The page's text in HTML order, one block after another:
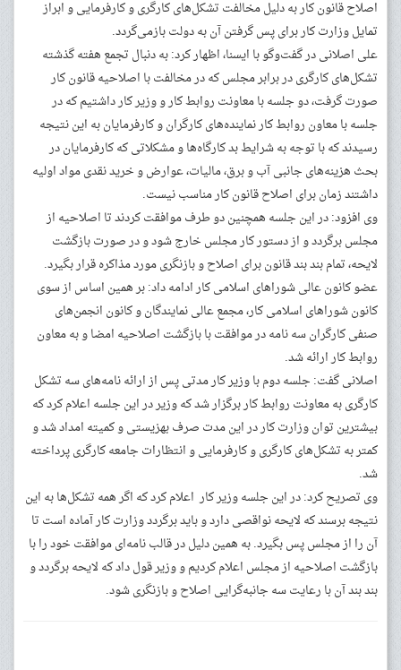
اصلاح قانون کار به دلیل مخالفت تشکل‌های کارگری و کارفرمایی و ابراز
تمایل وزارت کار برای پس گرفتن آن به دولت بازمی‌گردد.
علی اصلانی در گفت‌وگو با ایسنا، اظهار کرد: به دنبال تجمع هفته گذشته
تشکل‌های کارگری در برابر مجلس که در مخالفت با اصلاحیه قانون کار
صورت گرفت، دو جلسه با معاونت روابط کار و وزیر کار داشتیم که در
جلسه با معاون روابط کار نماینده‌های کارگران و کارفرمایان به این نتیجه
رسیدند که با توجه به شرایط بد کارگاه‌ها و مشکلاتی که کارفرمایان در
بحث هزینه‌های جانبی آب و برق، مالیات، عوارض و خرید نقدی مواد اولیه
داشتند زمان برای اصلاح قانون کار مناسب نیست.
وی افزود: در این جلسه همچنین دو طرف موافقت کردند تا اصلاحیه از
مجلس برگردد و از دستور کار مجلس خارج شود و در صورت بازگشت
لایحه، تمام بند بند قانون برای اصلاح و بازنگری مورد مذاکره قرار بگیرد.
عضو کانون عالی شوراهای اسلامی کار ادامه داد: بر همین اساس از سوی
کانون شوراهای اسلامی کار، مجمع عالی نمایندگان و کانون انجمن‌های
صنفی کارگران سه نامه در موافقت با بازگشت اصلاحیه امضا و به معاون
روابط کار ارائه شد.
اصلانی گفت: جلسه دوم با وزیر کار مدتی پس از ارائه نامه‌های سه تشکل
کارگری به معاونت روابط کار برگزار شد که وزیر در این جلسه اعلام کرد که
بیشترین توان وزارت کار در این مدت صرف بهزیستی و کمیته امداد شد و
کمتر به تشکل‌های کارگری و کارفرمایی و انتظارات جامعه کارگری پرداخته
شد.
وی تصریح کرد: در این جلسه وزیر کار اعلام کرد که اگر همه تشکل‌ها به این
نتیجه برسند که لایحه نواقصی دارد و باید برگردد وزارت کار آماده است تا
آن را از مجلس پس بگیرد. به همین دلیل در قالب نامه‌ای موافقت خود را با
بازگشت اصلاحیه از مجلس اعلام کردیم و وزیر قول داد که لایحه برگردد و
بند بند آن با رعایت سه جانبه‌گرایی اصلاح و بازنگری شود.